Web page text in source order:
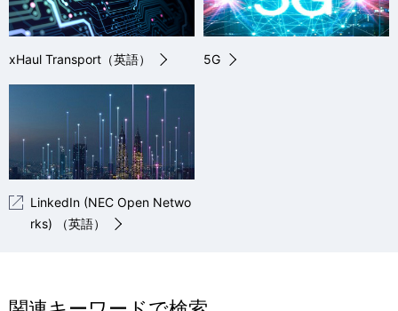
xHaul Transport（英語） 5G
LinkedIn (NEC Open Netwo
rks) （英語）